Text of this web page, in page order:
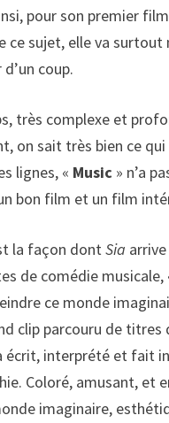
pour son premier
ce sujet, elle va
coup.
très complexe et
on sait très bien ce
lignes, « Music » n’a
bon film et un film
la façon dontSia
de comédie musicale,
ce monde
clip parcouru de
interprété et fait
Coloré, amusant,
imaginaire,